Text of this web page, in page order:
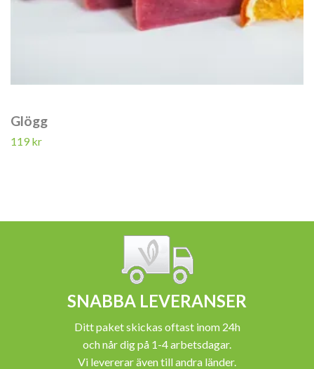
Glögg
119 kr
SNABBA LEVERANSER
Ditt paket skickas oftast inom 24h
och når dig på 1-4 arbetsdagar.
Vi levererar även till andra länder.